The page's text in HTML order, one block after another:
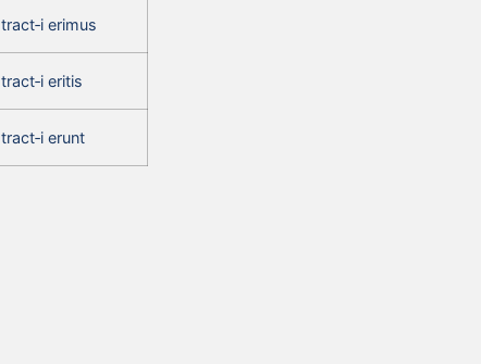
tract‑i erimus
tract‑i eritis
tract‑i erunt